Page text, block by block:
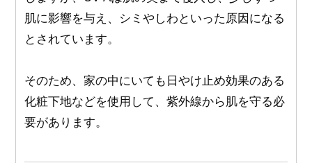
肌に影響を与え、シミやしわといった原因になる
とされています。
そのため、家の中にいても日やけ止め効果のある
化粧下地などを使用して、紫外線から肌を守る必
要があります。